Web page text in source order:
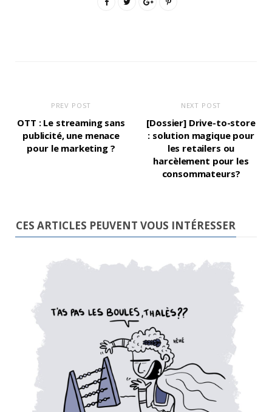
PREV POST
OTT : Le streaming sans
publicité, une menace
pour le marketing ?
NEXT POST
[Dossier] Drive-to-store
: solution magique pour
les retailers ou
harcèlement pour les
consommateurs?
CES ARTICLES PEUVENT VOUS INTÉRESSER